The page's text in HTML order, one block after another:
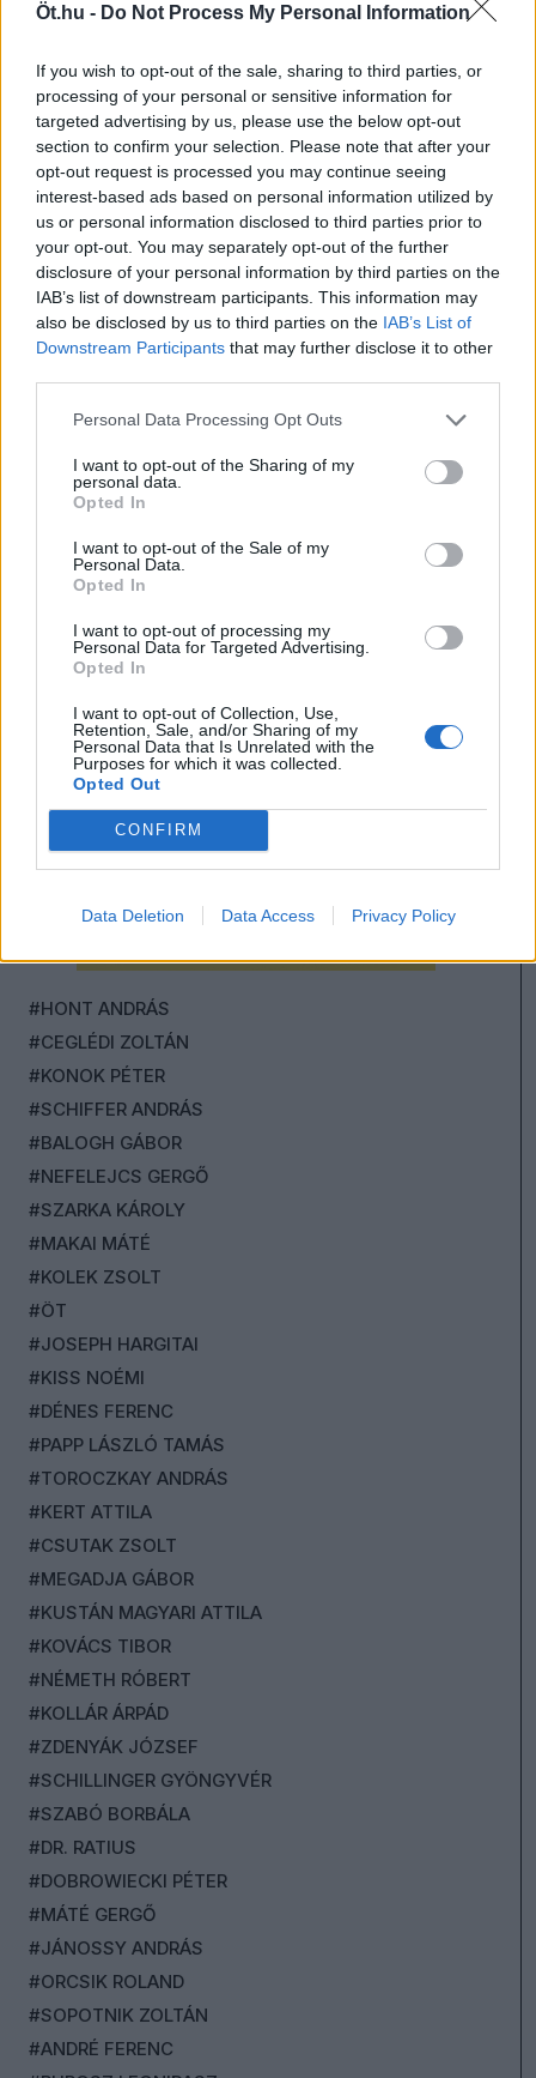
Öt.hu - Do Not Process My Personal Information
If you wish to opt-out of the sale, sharing to third parties, or
processing of your personal or sensitive information for
targeted advertising by us, please use the below opt-out
section to confirm your selection. Please note that after your
opt-out request is processed you may continue seeing
interest-based ads based on personal information utilized by
us or personal information disclosed to third parties prior to
your opt-out. You may separately opt-out of the further
disclosure of your personal information by third parties on the
IAB’s list of downstream participants. This information may
also be disclosed by us to third parties on the IAB’s List of
Downstream Participants that may further disclose it to other
Personal Data Processing Opt Outs
I want to opt-out of the Sharing of my
personal data.
Opted In
I want to opt-out of the Sale of my
Personal Data.
Opted In
I want to opt-out of processing my
Personal Data for Targeted Advertising.
Opted In
I want to opt-out of Collection, Use,
Retention, Sale, and/or Sharing of my
Personal Data that Is Unrelated with the
Purposes for which it was collected.
Opted Out
CONFIRM
Data Deletion Data Access Privacy Policy
Borítókép: Moltbook-logo / forrás: Facebook /
Kommentek
Bejelentkezés
GAZICS GYÖRGY
#HONT ANDRÁS
#CEGLÉDI ZOLTÁN
#KONOK PÉTER
#SCHIFFER ANDRÁS
#BALOGH GÁBOR
#NEFELEJCS GERGŐ
#SZARKA KÁROLY
#MAKAI MÁTÉ
#KOLEK ZSOLT
#ÖT
#JOSEPH HARGITAI
#KISS NOÉMI
#DÉNES FERENC
#PAPP LÁSZLÓ TAMÁS
#TOROCZKAY ANDRÁS
#KERT ATTILA
#CSUTAK ZSOLT
#MEGADJA GÁBOR
#KUSTÁN MAGYARI ATTILA
#KOVÁCS TIBOR
#NÉMETH RÓBERT
#KOLLÁR ÁRPÁD
#ZDENYÁK JÓZSEF
#SCHILLINGER GYÖNGYVÉR
#SZABÓ BORBÁLA
#DR. RATIUS
#DOBROWIECKI PÉTER
#MÁTÉ GERGŐ
#JÁNOSSY ANDRÁS
#ORCSIK ROLAND
#SOPOTNIK ZOLTÁN
#ANDRÉ FERENC